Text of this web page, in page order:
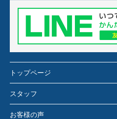
トップページ
スタッフ
お客様の声